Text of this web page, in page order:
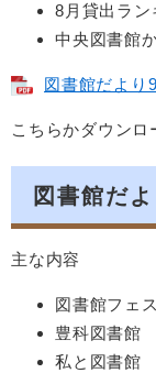
8月貸出ラン
中央図書館
図書館だより
こちらかダウンロ
図書館だ
主な内容
図書館フェ
豊科図書館
私と図書館